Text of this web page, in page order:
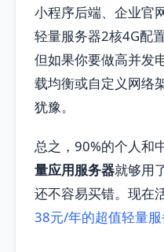
小程序后端、企业官
轻量服务器2核4G配
但如果你要做高并发
载均衡或自定义网络
犹豫。
总之，90%的个人和
量应用服务器就够用
还不容易买错。现在
38元/年的超值轻量